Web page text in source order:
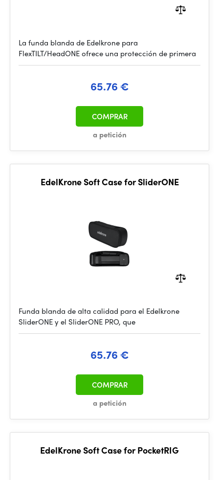
La funda blanda de Edelkrone para
FlexTILT/HeadONE ofrece una protección de primera
65.76 €
a petición
COMPRAR
EdelKrone Soft Case for SliderONE
Funda blanda de alta calidad para el Edelkrone
SliderONE y el SliderONE PRO, que
65.76 €
a petición
COMPRAR
EdelKrone Soft Case for PocketRIG